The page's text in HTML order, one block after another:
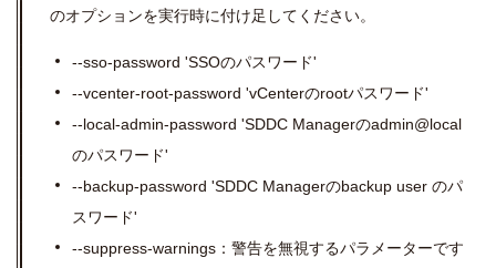
のオプションを実行時に付け足してください。
--sso-password 'SSOのパスワード'
--vcenter-root-password 'vCenterのrootパスワード'
--local-admin-password 'SDDC Managerのadmin@local
のパスワード'
--backup-password 'SDDC Managerのbackup user のパ
スワード'
--suppress-warnings：警告を無視するパラメーターです